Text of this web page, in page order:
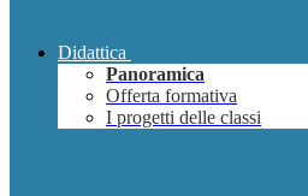
Didattica
Panoramica
Offerta formativa
I progetti delle classi